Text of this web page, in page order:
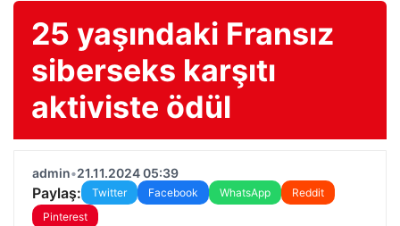
25 yaşındaki Fransız
siberseks karşıtı
aktiviste ödül
admin•21.11.2024 05:39
Paylaş: Twitter Facebook WhatsApp
Reddit
Pinterest